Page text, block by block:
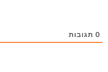
0תגובות